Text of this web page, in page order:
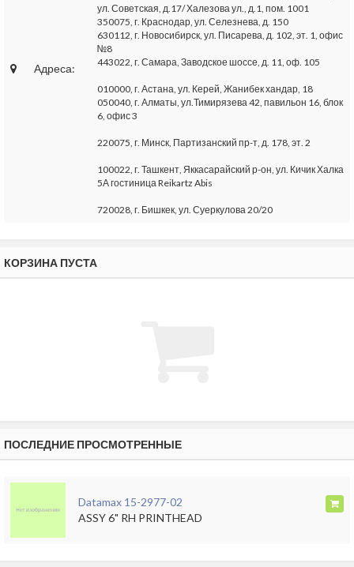
Адреса:
ул. Советская, д.17/ Халезова ул., д.1, пом. 1001
350075, г. Краснодар, ул. Селезнева, д. 150
630112, г. Новосибирск, ул. Писарева, д. 102, эт. 1, офис
№8
443022, г. Самара, Заводское шоссе, д. 11, оф. 105
010000, г. Астана, ул. Керей, Жанибек хандар, 18
050040, г. Алматы, ул.Тимирязева 42, павильон 16, блок
6, офис 3
220075, г. Минск, Партизанский пр-т, д. 178, эт. 2
100022, г. Ташкент, Яккасарайский р-он, ул. Кичик Халка
5А гостиница Reikartz Abis
720028, г. Бишкек, ул. Суеркулова 20/20
КОРЗИНА ПУСТА
ПОСЛЕДНИЕ ПРОСМОТРЕННЫЕ
Datamax 15-2977-02
ASSY 6" RH PRINTHEAD